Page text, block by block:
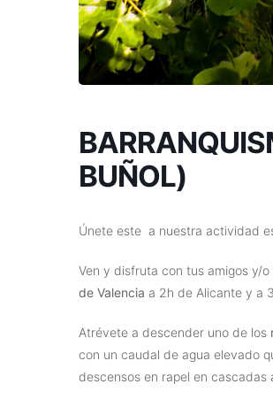
BUÑOL)
Únete este a nuestra actividad
Ven y disfruta con tus amigos y/
de Valencia a 2h de Alicante y a
Atrévete a descender uno de los
con un caudal de agua elevado
descensos en rapel en cascadas